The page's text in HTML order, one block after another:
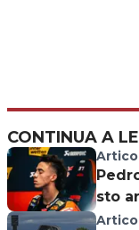
CONTINUA A
sto